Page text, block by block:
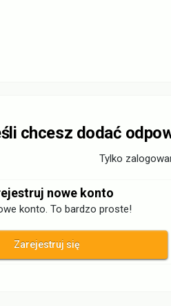
chcesz dodać
Tylko
nowe konto
konto. To bardzo proste!
Zarejestruj się